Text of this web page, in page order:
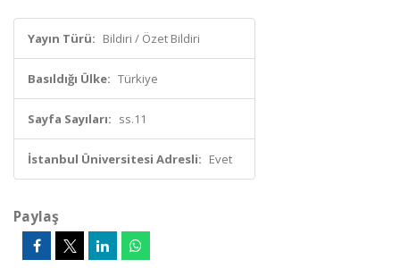
Yayın Türü: Bildiri / Özet Bildiri
Basıldığı Ülke: Türkiye
Sayfa Sayıları: ss.11
İstanbul Üniversitesi Adresli: Evet
Paylaş